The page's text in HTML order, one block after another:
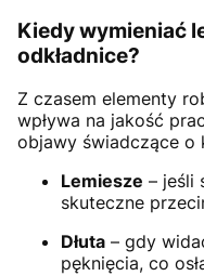
Kiedy wymieniać
odkładnice?
Z czasem elementy
wpływa na jakość
objawy świadczące o
Lemiesze – jeśli
skuteczne
Dłuta – gdy
pęknięcia, co